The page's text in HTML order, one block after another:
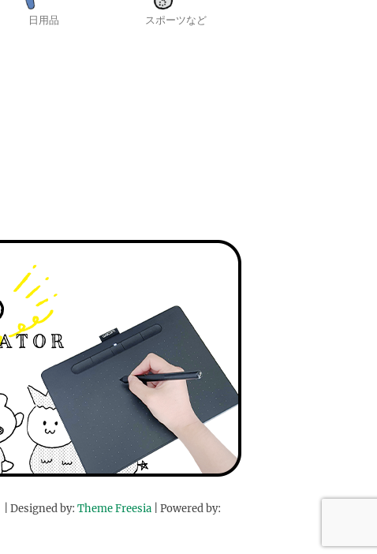
日用品 スポーツなど
| Designed by: Theme Freesia| Powered by: